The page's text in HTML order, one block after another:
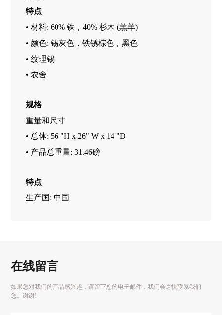
特点
• 材料: 60% 铁，40% 杉木 (羔羊)
• 颜色: 锡灰色，铁锈棕色，黑色
• 纹理锡
• 农舍
规格
重量和尺寸
• 总体: 56 "H x 26" W x 14 "D
• 产品总重量: 31.46磅
特点
生产国: 中国
在线留言
如果您对我们的产品感兴趣，请留下您的电子邮件，我们会尽快联系我们
您。谢谢!